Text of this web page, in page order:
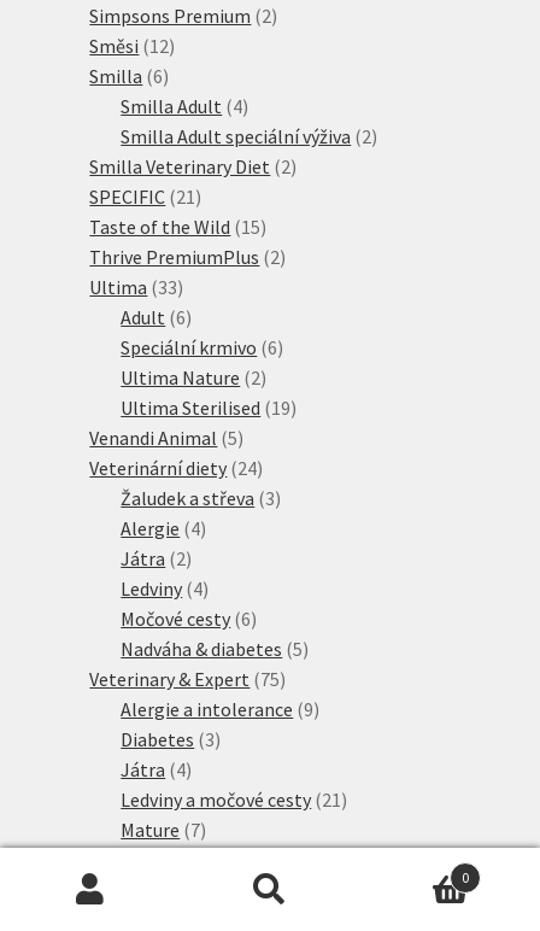
produktů
Simpsons Premium 22
Směsi 1212
Smilla 66
produktů
Smilla Adult 44
produkty
Smilla Adult speciální výživa 22
Smilla Veterinary Diet 22
SPECIFIC 21 21
produktů
Taste of the Wild 1515
produktů
Thrive PremiumPlus 22
Ultima 3333
produktů
Adult 66
produktů
Speciální krmivo 66
Ultima Nature 22
produkty
Ultima Sterilised 1919
Venandi Animal 55
produktů
Veterinární diety 2424
produktů
Žaludek a střeva 33
Alergie 44
Játra 22
produkty
Ledviny 44
produkty
Močové cesty 66
produktů
Nadváha & diabetes 55
Veterinary & Expert 7575
produktů
Alergie a intolerance 99
Diabetes 33
Játra 44
produkty
Ledviny a močové cesty 21 21
Mature 77
produkty
0